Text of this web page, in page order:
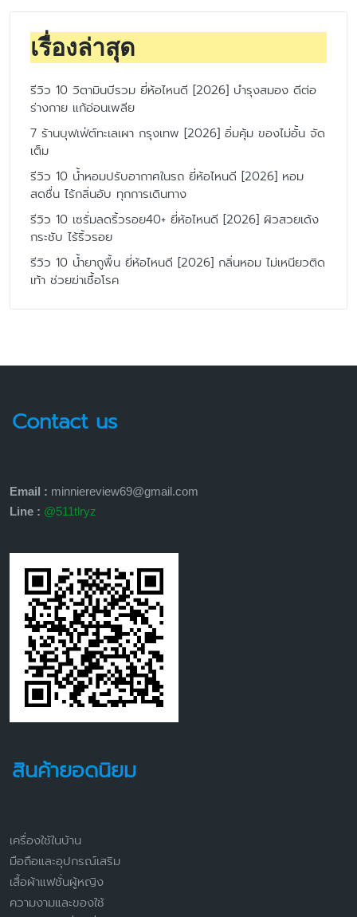
เรื่องล่าสุด
รีวิว 10 วิตามินบีรวม ยี่ห้อไหนดี [2026] บำรุงสมอง ดีต่อ
ร่างกาย แก้อ่อนเพลีย
7 ร้านบุฟเฟ่ต์ทะเลเผา กรุงเทพ [2026] อิ่มคุ้ม ของไม่อั้น จัด
เต็ม
รีวิว 10 น้ำหอมปรับอากาศในรถ ยี่ห้อไหนดี [2026] หอม
สดชื่น ไร้กลิ่นอับ ทุกการเดินทาง
รีวิว 10 เซรั่มลดริ้วรอย40+ ยี่ห้อไหนดี [2026] ผิวสวยเด้ง
กระชับ ไร้ริ้วรอย
รีวิว 10 น้ำยาถูพื้น ยี่ห้อไหนดี [2026] กลิ่นหอม ไม่เหนียวติด
เท้า ช่วยฆ่าเชื้อโรค
Contact us
Email : minniereview69@gmail.com
Line : @511tlryz
สินค้ายอดนิยม
เครื่องใช้ในบ้าน
มือถือและอุปกรณ์เสริม
เสื้อผ้าแฟชั่นผู้หญิง
ความงามและของใช้